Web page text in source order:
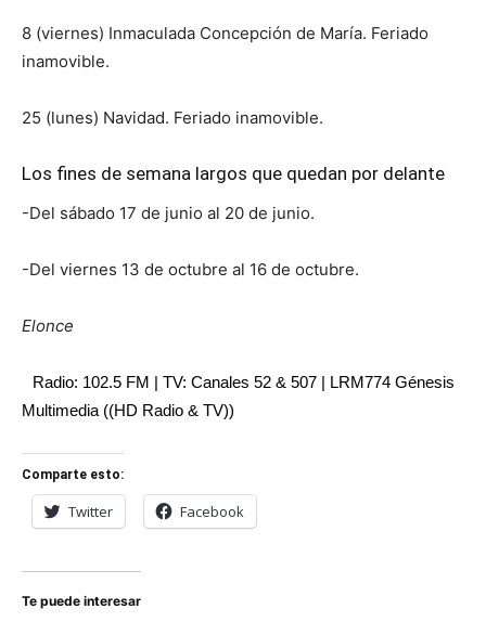
8 (viernes) Inmaculada Concepción de María. Feriado
inamovible.
25 (lunes) Navidad. Feriado inamovible.
Los fines de semana largos que quedan por delante
-Del sábado 17 de junio al 20 de junio.
-Del viernes 13 de octubre al 16 de octubre.
Elonce
Radio: 102.5 FM | TV: Canales 52 & 507 | LRM774 Génesis
Multimedia ((HD Radio & TV))
Comparte esto:
Twitter Facebook
Te puede interesar